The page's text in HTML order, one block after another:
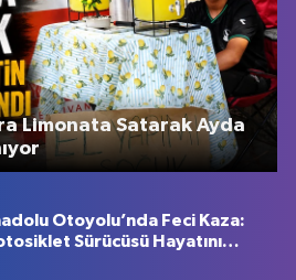
Limonata Satarak Ayda
Otoyolu’nda Feci Kaza:
Sürücüsü Hayatını